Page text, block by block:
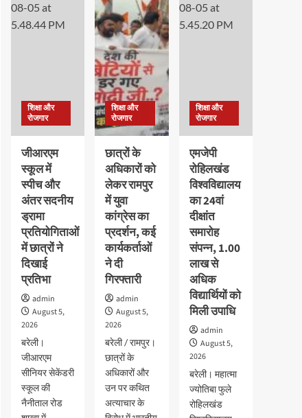
शिक्षा और
रोजगार
जीआरएम
स्कूल में
स्पीच और
अंतर सदनीय
ड्रामा
प्रतियोगिताओं
में छात्रों ने
दिखाई
प्रतिभा
admin
August 5,
2026
बरेली।
जीआरएम
सीनियर सेकेंडरी
स्कूल की
नैनीताल रोड
शिक्षा और
रोजगार
छात्रों के
अधिकारों को
लेकर रामपुर
में युवा
कांग्रेस का
प्रदर्शन, कई
कार्यकर्ताओं
ने दी
गिरफ्तारी
admin
August 5,
2026
बरेली / रामपुर।
छात्रों के
अधिकारों और
उन पर कथित
अत्याचार के
शिक्षा और
रोजगार
एमजेपी
रोहिलखंड
विश्वविद्यालय
का 24वां
दीक्षांत
समारोह
संपन्न, 1.00
लाख से
अधिक
विद्यार्थियों को
मिली उपाधि
admin
August 5,
2026
बरेली। महात्मा
ज्योतिबा फुले
रोहिलखंड